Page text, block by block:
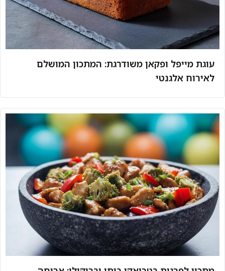
עוגת מייפל ופקאן משודרגת: המתכון המושלם
לאירוח אלגנטי